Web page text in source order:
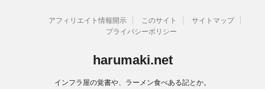
アフィリエイト情報開示 このサイト
サイトマップ
プライバシーポリシー
harumaki.net
インフラ屋の覚書や、ラーメン食べある記とか。